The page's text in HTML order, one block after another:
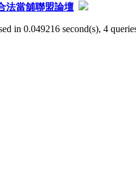
法當舖聯盟論壇
in 0.049216 second(s), 4